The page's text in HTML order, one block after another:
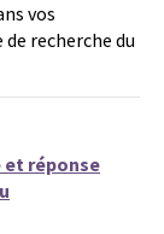
vos
recherche du
et réponse